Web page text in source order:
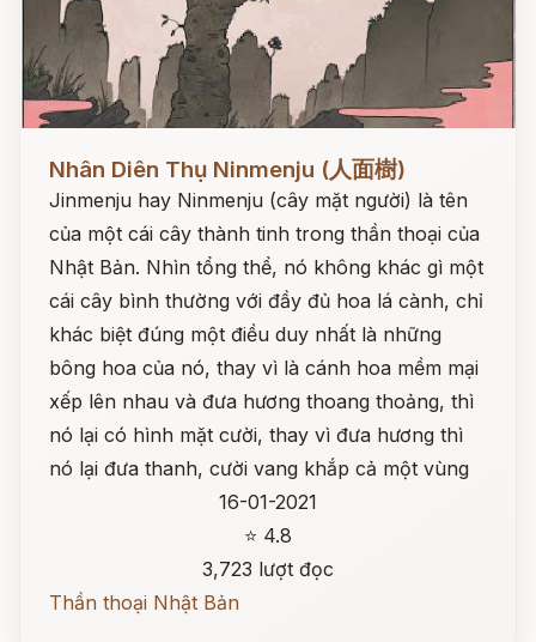
Nhân Diên Thụ Ninmenju (人面樹)
Jinmenju hay Ninmenju (cây mặt người) là tên
của một cái cây thành tinh trong thần thoại của
Nhật Bản. Nhìn tổng thể, nó không khác gì một
cái cây bình thường với đầy đủ hoa lá cành, chỉ
khác biệt đúng một điều duy nhất là những
bông hoa của nó, thay vì là cánh hoa mềm mại
xếp lên nhau và đưa hương thoang thoảng, thì
nó lại có hình mặt cười, thay vì đưa hương thì
nó lại đưa thanh, cười vang khắp cả một vùng
16-01-2021
⭐ 4.8
3,723 lượt đọc
Thần thoại Nhật Bản